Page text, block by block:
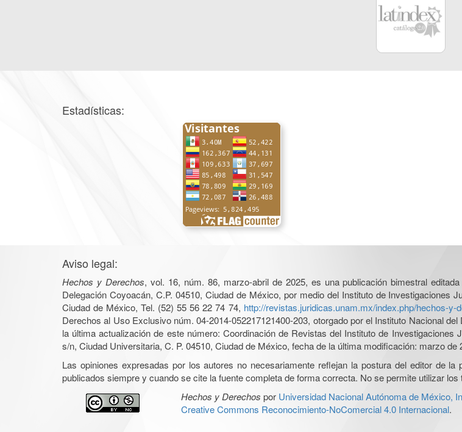
Estadísticas:
Aviso legal:
Hechos y Derechos, vol. 16, núm. 86, marzo-abril de 2025, es una publicación bimestral
Delegación Coyoacán, C.P. 04510, Ciudad de México, por medio del Instituto de Investigaciones
Ciudad de México, Tel. (52) 55 56 22 74 74, http://revistas.juridicas.unam.mx/index.php/hechos-y-
Derechos al Uso Exclusivo núm. 04-2014-052217121400-203, otorgado por el Instituto Nacional
la última actualización de este número: Coordinación de Revistas del Instituto de
s/n, Ciudad Universitaria, C. P. 04510, Ciudad de México, fecha de la última modificación: marzo de
Las opiniones expresadas por los autores no necesariamente reflejan la postura del editor de
publicados siempre y cuando se cite la fuente completa de forma correcta. No se permite utilizar
Hechos y Derechos por Universidad Nacional Autónoma de México,
Creative Commons Reconocimiento-NoComercial 4.0 Internacional.